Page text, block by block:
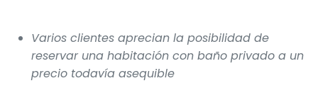
Varios clientes aprecian la posibilidad de
reservar una habitación con baño privado a un
precio todavía asequible